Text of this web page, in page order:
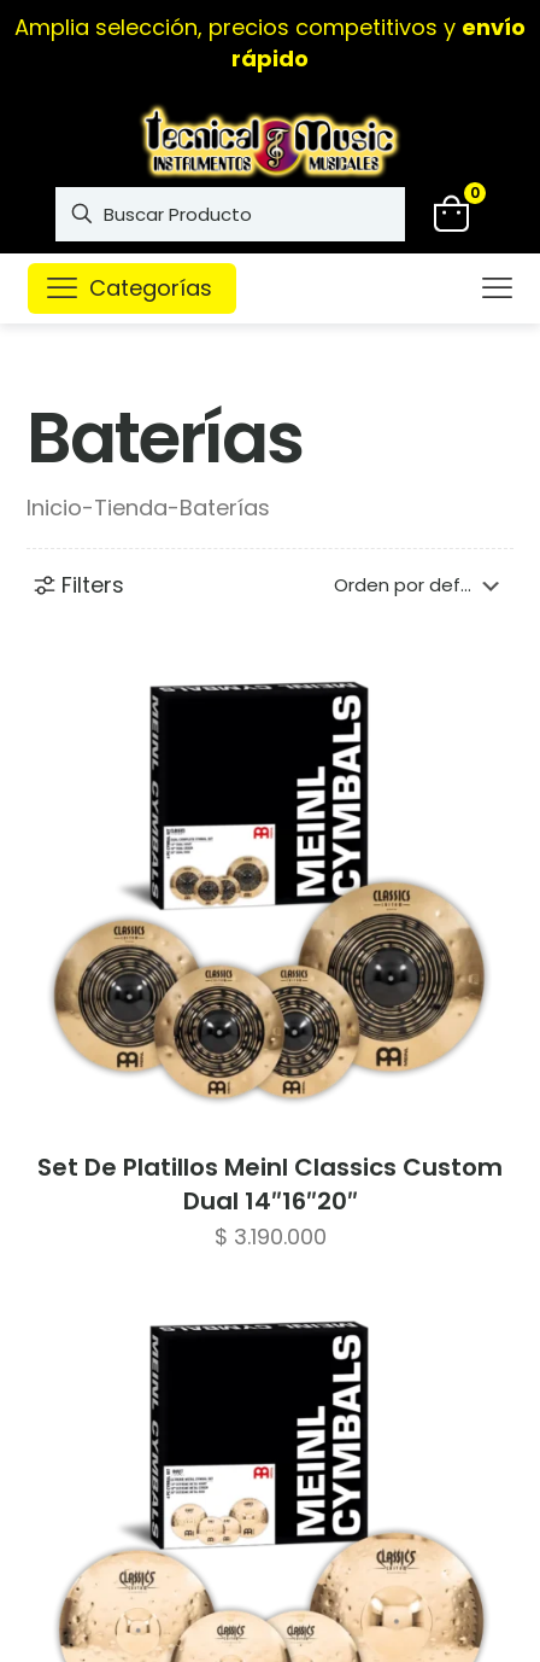
Amplia selección, precios competitivos y envío
rápido
0
Categorías
Baterías
Inicio-Tienda-Baterías
Filters
Set De Platillos Meinl Classics Custom
Dual 14″16″20″
$ 3.190.000